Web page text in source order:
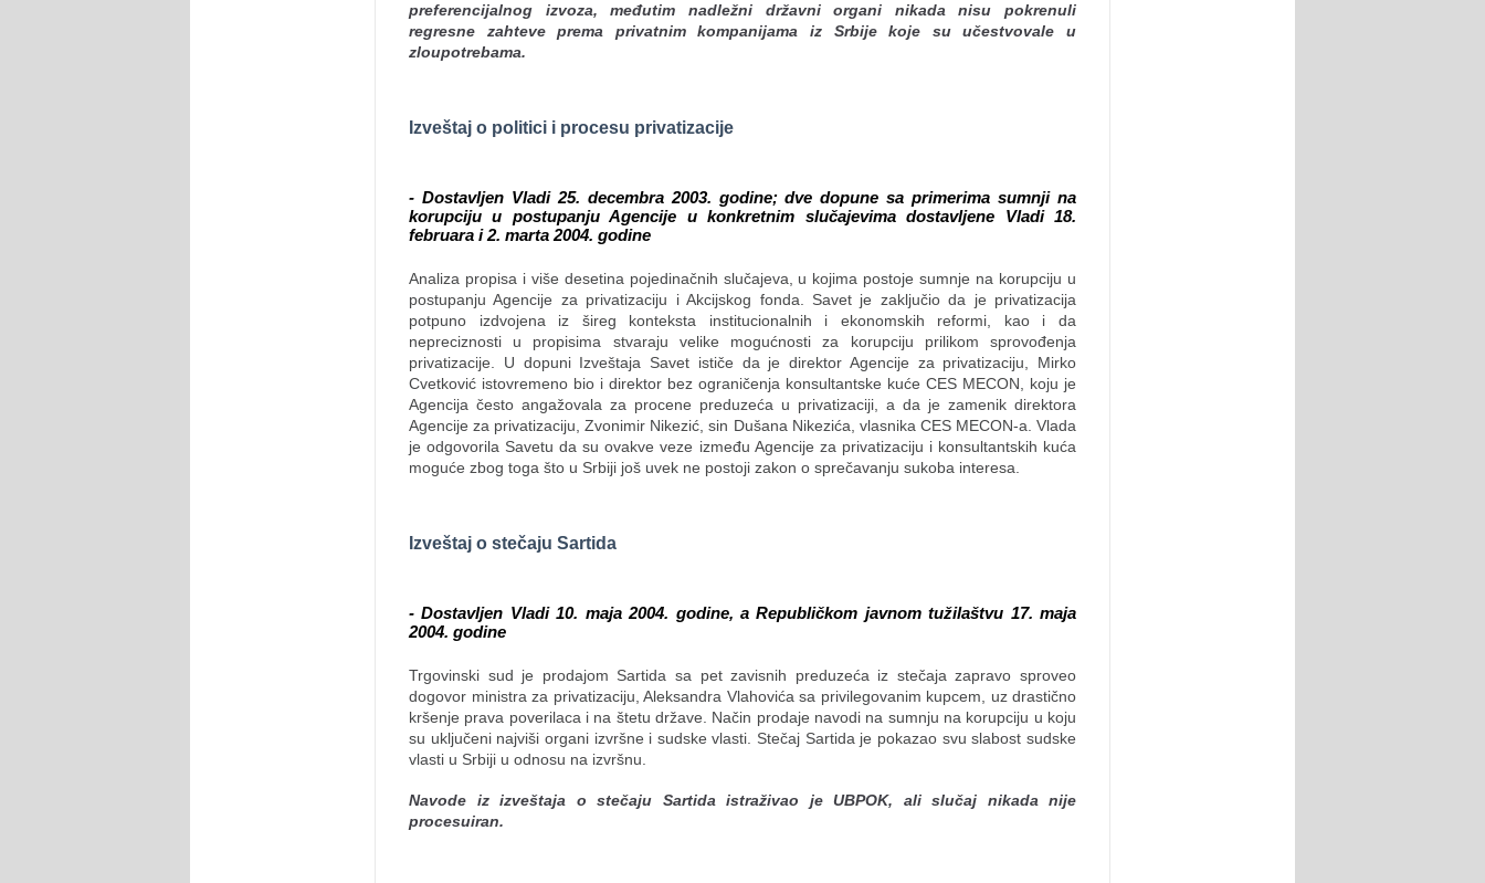
preferencijalnog izvoza, međutim nadležni državni organi nikada nisu pokrenuli
regresne zahteve prema privatnim kompanijama iz Srbije koje su učestvovale u
zloupotrebama.
Izveštaj o politici i procesu privatizacije
- Dostavljen Vladi 25. decembra 2003. godine; dve dopune sa primerima sumnji na
korupciju u postupanju Agencije u konkretnim slučajevima dostavljene Vladi 18.
februara i 2. marta 2004. godine
Analiza propisa i više desetina pojedinačnih slučajeva, u kojima postoje sumnje na korupciju u
postupanju Agencije za privatizaciju i Akcijskog fonda. Savet je zaključio da je privatizacija
potpuno izdvojena iz šireg konteksta institucionalnih i ekonomskih reformi, kao i da
nepreciznosti u propisima stvaraju velike mogućnosti za korupciju prilikom sprovođenja
privatizacije. U dopuni Izveštaja Savet ističe da je direktor Agencije za privatizaciju, Mirko
Cvetković istovremeno bio i direktor bez ograničenja konsultantske kuće CES MECON, koju je
Agencija često angažovala za procene preduzeća u privatizaciji, a da je zamenik direktora
Agencije za privatizaciju, Zvonimir Nikezić, sin Dušana Nikezića, vlasnika CES MECON-a. Vlada
je odgovorila Savetu da su ovakve veze između Agencije za privatizaciju i konsultantskih kuća
moguće zbog toga što u Srbiji još uvek ne postoji zakon o sprečavanju sukoba interesa.
Izveštaj o stečaju Sartida
- Dostavljen Vladi 10. maja 2004. godine, a Republičkom javnom tužilaštvu 17. maja
2004. godine
Trgovinski sud je prodajom Sartida sa pet zavisnih preduzeća iz stečaja zapravo sproveo
dogovor ministra za privatizaciju, Aleksandra Vlahovića sa privilegovanim kupcem, uz drastično
kršenje prava poverilaca i na štetu države. Način prodaje navodi na sumnju na korupciju u koju
su uključeni najviši organi izvršne i sudske vlasti. Stečaj Sartida je pokazao svu slabost sudske
vlasti u Srbiji u odnosu na izvršnu.
Navode iz izveštaja o stečaju Sartida istraživao je UBPOK, ali slučaj nikada nije
procesuiran.